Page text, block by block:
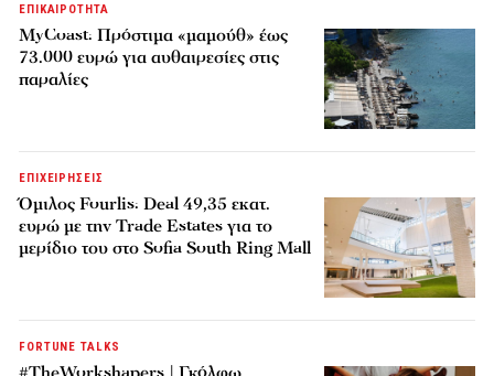
ΕΠΙΚΑΙΡΟΤΗΤΑ
MyCoast: Πρόστιμα «μαμούθ» έως
73.000 ευρώ για αυθαιρεσίες στις
παραλίες
ΕΠΙΧΕΙΡΗΣΕΙΣ
Όμιλος Fourlis: Deal 49,35 εκατ.
ευρώ με την Trade Estates για το
μερίδιο του στο Sofia South Ring Mall
FORTUNE TALKS